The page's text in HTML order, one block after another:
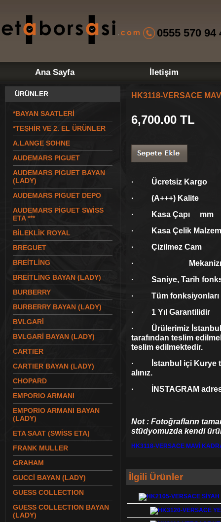
0555 570 94
Ana Sayfa İletişim
ÜRÜNLER
*BAYAN SAATLERİ
*TEŞHİR VE 2. EL ÜRÜNLER
A.LANGE SOHNE
AUDEMARS PIGUET
AUDEMARS PIGUET BAYAN
(LADY)
AUDEMARS PIGUET DEPO
AUDEMARS PİGUET SWİSS
ETA ***
BİLEKLİK ROYAL
BREGUET
BREİTLİNG
BREİTLİNG BAYAN (LADY)
BURBERRY
BURBERRY BAYAN (LADY)
BVLGARİ
BVLGARİ BAYAN (LADY)
CARTIER
CARTIER BAYAN (LADY)
CHOPARD
EMPORIO ARMANI
EMPORIO ARMANI BAYAN
(LADY)
ETA SAAT (SWİSS ETA)
FRANK MULLER
GRAHAM
GUCCİ BAYAN (LADY)
GUESS COLLECTION
GUESS COLLECTION BAYAN
(LADY)
HK3118-VERSACE
6,700.00 TL
· Ücretsiz Kargo
· (A+++) Kalite
· Kasa Çapı mm
· Kasa Çelik
· Çizilmez Cam
·
· Saniye, Tarih
· Tüm fonksiyonları
· 1 Yıl Garantilidir
· Ürülerimiz İstanbul
tarafından teslim
teslim edilmektedir.
· İstanbul içi Kurye
alınız.
· İNSTAGRAM
Not : Fotoğrafların
stüdyomuzda kendi
HK3118-VERSACE MAVİ
İlgili Ürünler